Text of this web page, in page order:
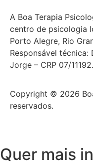
A Boa Terapia
centro de psicologia
Porto Alegre, Rio
Responsável técnica:
Jorge – CRP 07/11192.
Copyright © 2026
reservados.
Quer mais